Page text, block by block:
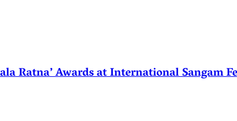
Ratna’ Awards at International Sangam